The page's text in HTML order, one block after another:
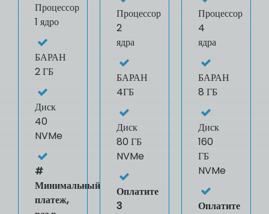
Процессор
1 ядро
БАРАН
2 ГБ
Диск
40
NVMe
#
Минимальный
платеж,
Процессор
2
ядра
БАРАН
4ГБ
Диск
80 ГБ
NVMe
Оплатите
3
Процессор
4
ядра
БАРАН
8 ГБ
Диск
160
ГБ
NVMe
Оплатите